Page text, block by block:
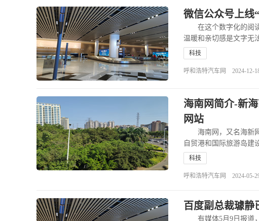
微信公众号上线
在这个数字化的阅读
温暖和亲切感是文字无
科技
呼和浩特汽车网 2024-12-
海南网简介-新
网站
海南网，又名海新网(
自贸港和国际旅游岛建
科技
呼和浩特汽车网 2024-05-
百度副总裁璩静
有媒体5月9日报道，